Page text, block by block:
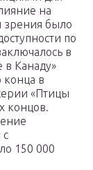
на
зрения было
по
в
в Канаду»
конца в
«Птицы
концов.
с
150 000